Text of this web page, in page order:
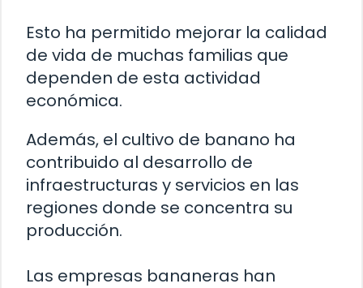
Esto ha permitido mejorar la calidad
de vida de muchas familias que
dependen de esta actividad
económica.
Además, el cultivo de banano ha
contribuido al desarrollo de
infraestructuras y servicios en las
regiones donde se concentra su
producción.
Las empresas bananeras han